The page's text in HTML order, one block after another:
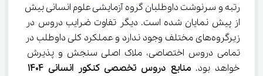
رتبه و سرنوشت داوطلبان گروه آزمایشی علوم انسانی بیش
از پیش نمایان شده است. دیگر تفاوت ضرایب دروس در
زیرگروه‌های مختلف وجود ندارد و عملکرد کلی داوطلب در
تمامی دروس اختصاصی، ملاک اصلی سنجش و پذیرش
خواهد بود. منابع دروس تخصصی کنکور انسانی 1404